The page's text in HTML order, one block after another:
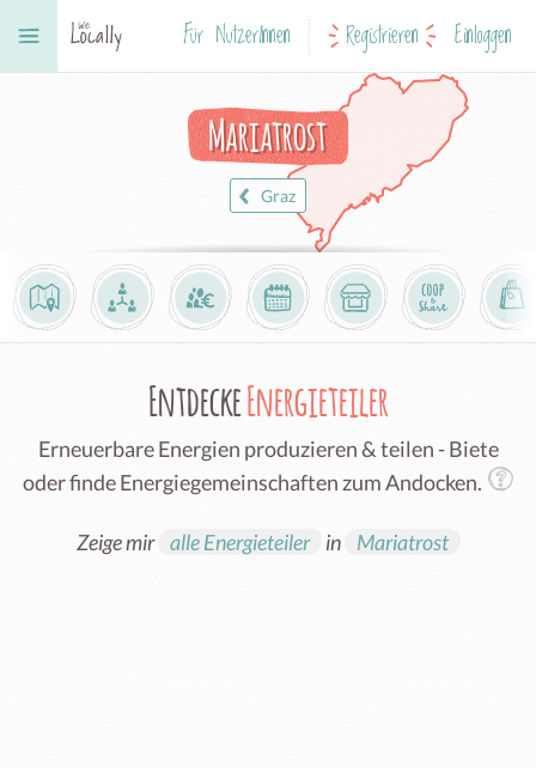
Für NutzerInnen Registrieren Einloggen
Mariatrost
Graz
EntdeckeEnergieteiler
Erneuerbare Energien produzieren & teilen - Biete
oder finde Energiegemeinschaften zum Andocken.
Zeige mir alle Energieteiler in Mariatrost